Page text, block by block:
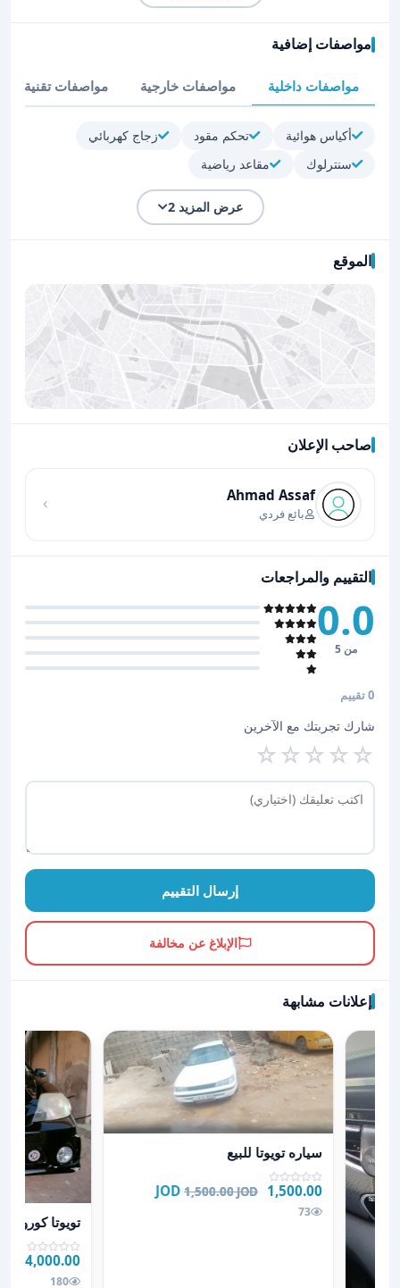
مواصفات إضافية
مواصفات داخلية مواصفات خارجية مواصفات تقنية
أكياس هوائية تحكم مقود
زجاج كهربائي
سنترلوك
مقاعد رياضية
عرض المزيد 2
الموقع
صاحب الإعلان
Ahmad Assaf
بائع فردي
التقييم والمراجعات
0.0
من 5
0 تقييم
شارك تجربتك مع الآخرين
☆
☆
☆
☆
☆
إرسال التقييم
الإبلاغ عن مخالفة
إعلانات مشابهة
عرض تفاصيل سياره تويوتا للبيع
سياره تويوتا للبيع
1,500.00 JOD
1,500.00 JOD
73 عرض تفاصيل تويوتا
تويوتا كورولا 2001 بوكيمون
4,000.00 JOD
180